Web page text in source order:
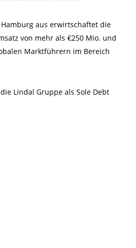
aus erwirtschaftet die
von mehr als €250 Mio. und
Marktführern im Bereich
Lindal Gruppe als Sole Debt